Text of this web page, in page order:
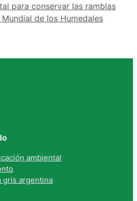
para conservar las ramblas
de los Humedales
ambiental
gris argentina